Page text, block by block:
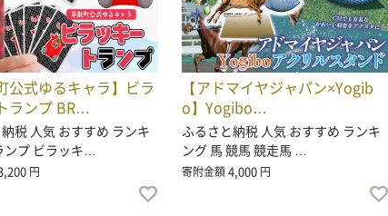
公式ゆるキャラ】ビラ
ランプ BR…
税 人気 おすすめ ランキ
ンプ ビラッキ…
円
【アドマイヤジャパン×Yogib
o】Yogibo…
ふるさと納税 人気 おすすめ ランキ
ング 馬 競馬 競走馬 …
寄附金額4,000 円